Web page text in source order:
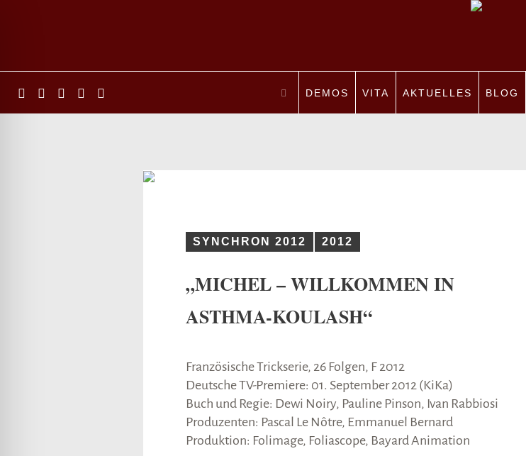
DEMOS VITA AKTUELLES BLOG
SYNCHRON 2012 2012
„MICHEL – WILLKOMMEN IN
ASTHMA-KOULASH“
Französische Trickserie, 26 Folgen, F 2012
Deutsche TV-Premiere: 01. September 2012 (KiKa)
Buch und Regie: Dewi Noiry, Pauline Pinson, Ivan Rabbiosi
Produzenten: Pascal Le Nôtre, Emmanuel Bernard
Produktion: Folimage, Foliascope, Bayard Animation